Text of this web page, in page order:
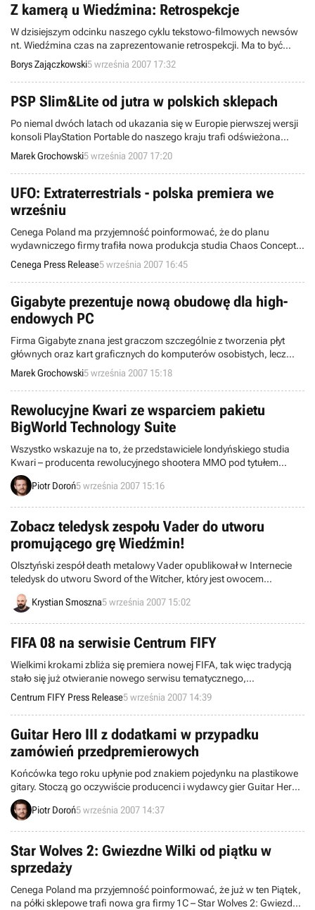
Z kamerą u Wiedźmina: Retrospekcje
W dzisiejszym odcinku naszego cyklu tekstowo-filmowych newsów
nt. Wiedźmina czas na zaprezentowanie retrospekcji. Ma to być
jeden z poważniejszych atutów tego rodzimego erpega.
Borys Zajączkowski5 września 2007 17:32
PSP Slim&Lite od jutra w polskich sklepach
Po niemal dwóch latach od ukazania się w Europie pierwszej wersji
konsoli PlayStation Portable do naszego kraju trafi odświeżona
wersja handhelda Sony. Rodzimy oddział japońskiego koncernu
poinformował dziś, że produkt o nazwie PSP Slim&Lite już jutro
będzie dostępny dla konsumentów z nadwiślańskiego państwa.
Marek Grochowski5 września 2007 17:20
UFO: Extraterrestrials - polska premiera we
wrześniu
Cenega Poland ma przyjemność poinformować, że do planu
wydawniczego firmy trafiła nowa produkcja studia Chaos Concept –
UFO: Extraterrestrials.
Cenega Press Release5 września 2007 16:45
Gigabyte prezentuje nową obudowę dla high-
endowych PC
Firma Gigabyte znana jest graczom szczególnie z tworzenia płyt
głównych oraz kart graficznych do komputerów osobistych, lecz
ostatnio wymieniona spółka postanowiła spróbować swoich sił
również na rynku pecetowych obudów. Jedna z jej ciekawszych
propozycji w tym segmencie to produkt o nazwie 3D Mercury.
Marek Grochowski5 września 2007 15:18
Rewolucyjne Kwari ze wsparciem pakietu
BigWorld Technology Suite
Wszystko wskazuje na to, że przedstawiciele londyńskiego studia
Kwari – producenta rewolucyjnego shootera MMO pod tytułem
Kwari, umożliwiającego zarabianie (bądź też przegrywanie) sporych
sum pieniędzy – podchodzą do swojej pierwszej produkcji w sposób
Piotr Doroń5 września 2007 15:16
Zobacz teledysk zespołu Vader do utworu
promującego grę Wiedźmin!
Olsztyński zespół death metalowy Vader opublikował w Internecie
teledysk do utworu Sword of the Witcher, który jest owocem
współpracy pomiędzy muzykami z Olsztyna, a studiem CD Projekt
Red – twórcami gry Wiedźmin.
Krystian Smoszna5 września 2007 15:02
FIFA 08 na serwisie Centrum FIFY
Wielkimi krokami zbliża się premiera nowej FIFA, tak więc tradycją
stało się już otwieranie nowego serwisu tematycznego,
poświęconego w pełni danej edycji przez witrynę Centrum FIFY.
Centrum FIFY Press Release5 września 2007 14:39
Guitar Hero III z dodatkami w przypadku
zamówień przedpremierowych
Końcówka tego roku upłynie pod znakiem pojedynku na plastikowe
gitary. Stoczą go oczywiście producenci i wydawcy gier Guitar Hero
III: Legends of Rock (Neversoft, RedOctane) oraz Rock Band
(Harmonix, Activision), którzy będą walczyć o jak największą liczbę
Piotr Doroń5 września 2007 14:37
Star Wolves 2: Gwiezdne Wilki od piątku w
sprzedaży
Cenega Poland ma przyjemność poinformować, że już w ten Piątek,
na półki sklepowe trafi nowa gra firmy 1C – Star Wolves 2: Gwiezdne